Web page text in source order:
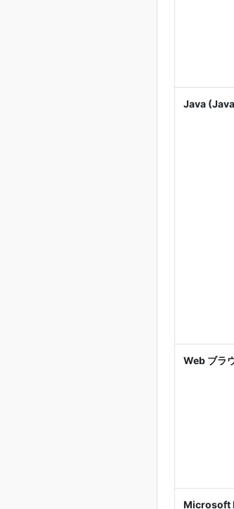
Java
Web ブラ
Microsoft